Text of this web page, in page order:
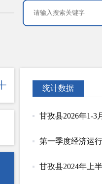
统计数据
甘孜县2026年1-3
第一季度经济运
甘孜县2024年上